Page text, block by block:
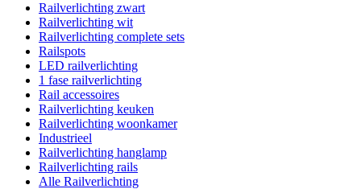
Railverlichting zwart
Railverlichting wit
Railverlichting complete sets
Railspots
LED railverlichting
1 fase railverlichting
Rail accessoires
Railverlichting keuken
Railverlichting woonkamer
Industrieel
Railverlichting hanglamp
Railverlichting rails
Alle Railverlichting